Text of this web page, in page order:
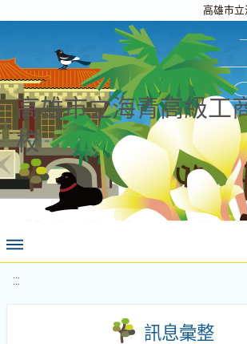
高雄市
高雄市立海青高級工
校
:::
訊息彙整